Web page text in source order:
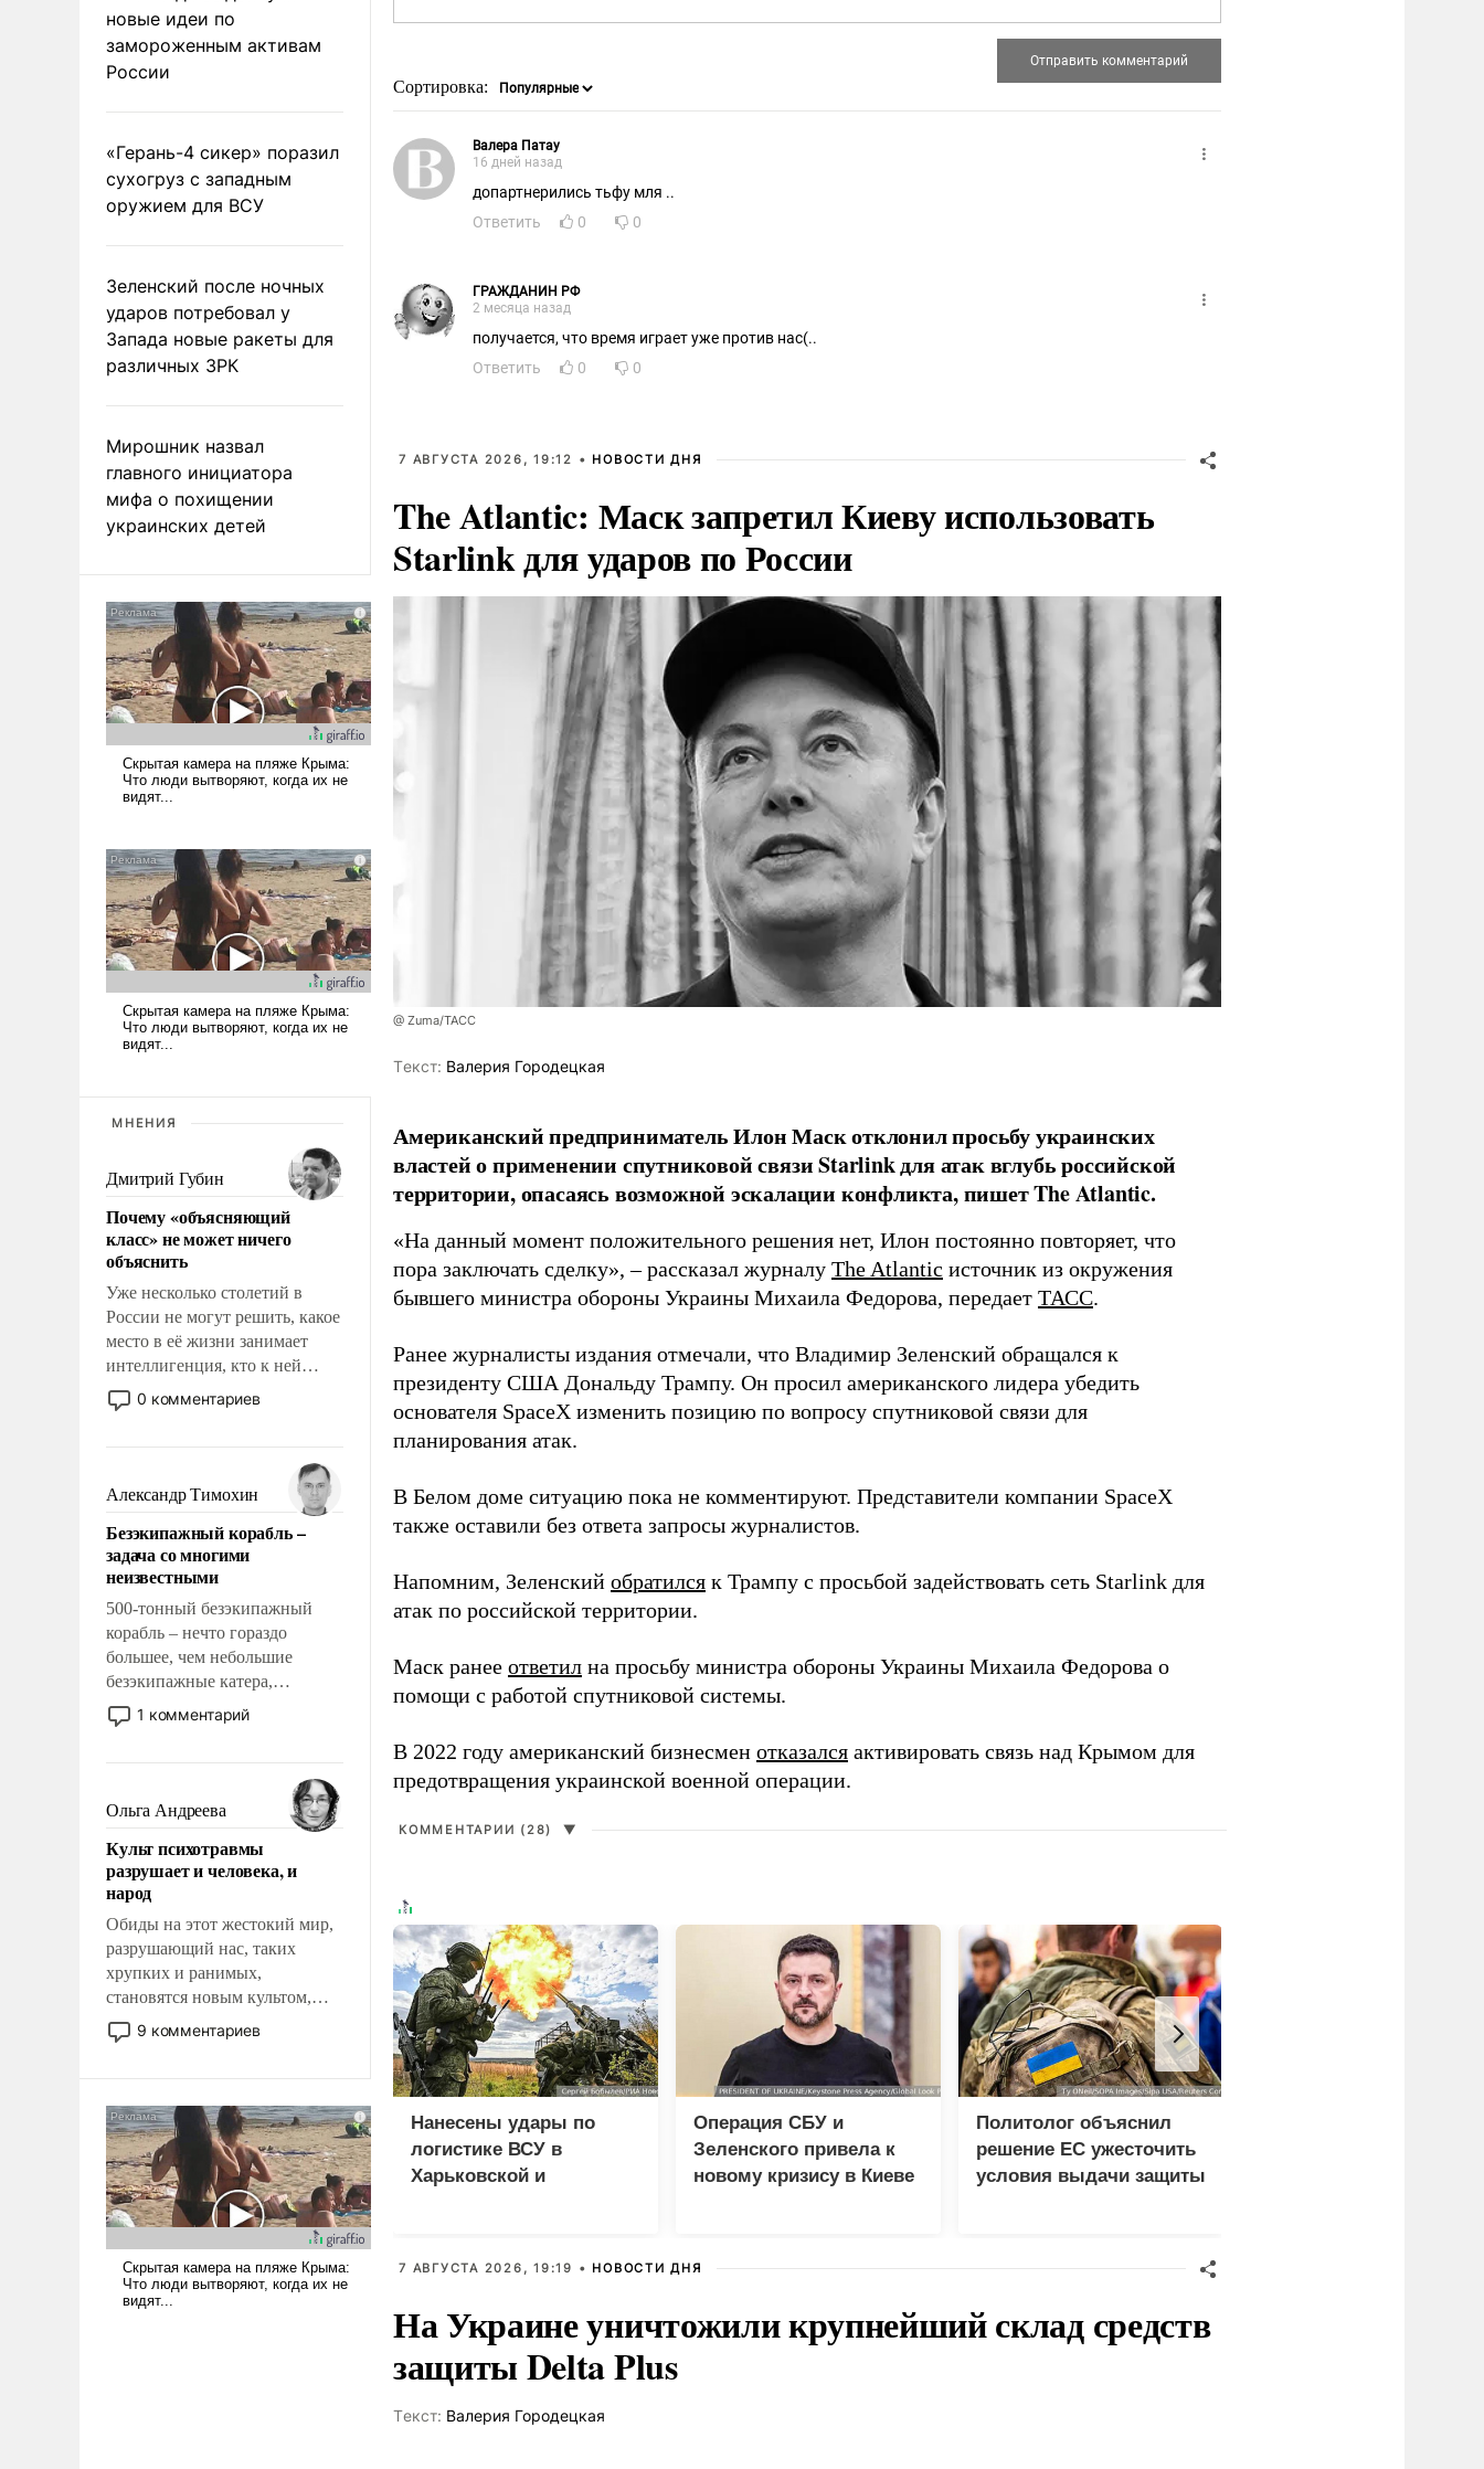
новые идеи по
замороженным активам
России
«Герань-4 сикер» поразил
сухогруз с западным
оружием для ВСУ
Зеленский после ночных
ударов потребовал у
Запада новые ракеты для
различных ЗРК
Мирошник назвал
главного инициатора
мифа о похищении
украинских детей
МНЕНИЯ
Дмитрий Губин
Почему «объясняющий
класс» не может ничего
объяснить
Уже несколько столетий в
России не могут решить, какое
место в её жизни занимает
интеллигенция, кто к ней
принадлежит, а кого из неё
исключили с правом
чем она отличается от просто
образованных людей. Иногда
казалось, что эти вопросы
решены раз и навсегда, но –
нет, не решены.
0 комментариев
Александр Тимохин
Безэкипажный корабль –
задача со многими
неизвестными
500-тонный безэкипажный
корабль – нечто гораздо
большее, чем небольшие
безэкипажные катера,
применение которых уже
стало обыденностью. Задача по
сложна и амбициозна. Однако
и ее реализация радикально
поднимет наши боевые
возможности.
1 комментарий
Ольга Андреева
Культ психотравмы
разрушает и человека, и
народ
Обиды на этот жестокий мир,
разрушающий нас, таких
хрупких и ранимых,
становятся новым культом,
постепенно вытесняя и
отменяя традиционное
ударами судьбы, брать на себя
ответственность, помогать
слабым, идти вперед и
адаптироваться.
9 комментариев
Сортировка:
Валера Патау
16 дней назад
допартнерились тьфу мля ..
Ответить
0 0
ГРАЖДАНИН РФ
2 месяца назад
получается, что время играет уже против нас(..
Ответить
0 0
7 АВГУСТА 2026, 19:12 • НОВОСТИ ДНЯ
The Atlantic: Маск запретил Киеву использовать
Starlink для ударов по России
@ Zuma/ТАСС
Tекст: Валерия Городецкая
Американский предприниматель Илон Маск отклонил просьбу украинских
властей о применении спутниковой связи Starlink для атак вглубь российской
территории, опасаясь возможной эскалации конфликта, пишет The Atlantic.
«На данный момент положительного решения нет, Илон постоянно повторяет, что
пора заключать сделку», – рассказал журналу The Atlantic источник из окружения
бывшего министра обороны Украины Михаила Федорова, передает ТАСС.
Ранее журналисты издания отмечали, что Владимир Зеленский обращался к
президенту США Дональду Трампу. Он просил американского лидера убедить
основателя SpaceX изменить позицию по вопросу спутниковой связи для
планирования атак.
В Белом доме ситуацию пока не комментируют. Представители компании SpaceX
также оставили без ответа запросы журналистов.
Напомним, Зеленский обратился к Трампу с просьбой задействовать сеть Starlink для
атак по российской территории.
Маск ранее ответил на просьбу министра обороны Украины Михаила Федорова о
помощи с работой спутниковой системы.
В 2022 году американский бизнесмен отказался активировать связь над Крымом для
предотвращения украинской военной операции.
КОММЕНТАРИИ (28) ▼
Нанесены удары по
логистике ВСУ в
Харьковской и
Операция СБУ и
Зеленского привела к
новому кризису в Киеве
Политолог объяснил
решение ЕС ужесточить
условия выдачи защиты
7 АВГУСТА 2026, 19:19 • НОВОСТИ ДНЯ
На Украине уничтожили крупнейший склад средств
защиты Delta Plus
Tекст: Валерия Городецкая